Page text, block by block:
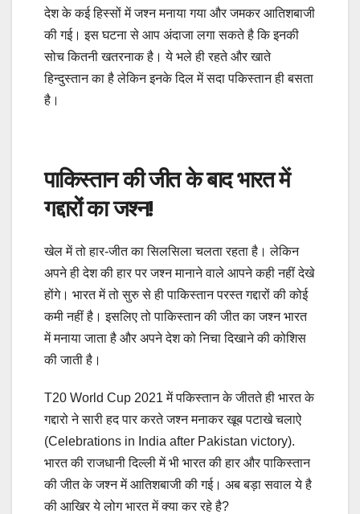
देश के कई हिस्सों में जश्न मनाया गया और जमकर आतिशबाजी
की गई। इस घटना से आप अंदाजा लगा सकते है कि इनकी
सोच कितनी खतरनाक है। ये भले ही रहते और खाते
हिन्दुस्तान का है लेकिन इनके दिल में सदा पकिस्तान ही बसता
है।
पाकिस्तान की जीत के बाद भारत में
गद्दारों का जश्न!
खेल में तो हार-जीत का सिलसिला चलता रहता है। लेकिन
अपने ही देश की हार पर जश्न मानाने वाले आपने कही नहीं देखे
होंगे। भारत में तो सुरु से ही पाकिस्तान परस्त गद्दारों की कोई
कमी नहीं है। इसलिए तो पाकिस्तान की जीत का जश्न भारत
में मनाया जाता है और अपने देश को निचा दिखाने की कोशिस
की जाती है।
T20 World Cup 2021 में पकिस्तान के जीतते ही भारत के
गद्दारो ने सारी हद पार करते जश्न मनाकर खूब पटाखे चलाऐ
(Celebrations in India after Pakistan victory).
भारत की राजधानी दिल्ली में भी भारत की हार और पाकिस्तान
की जीत के जश्न में आतिशबाजी की गई। अब बड़ा सवाल ये है
की आखिर ये लोग भारत में क्या कर रहे है?